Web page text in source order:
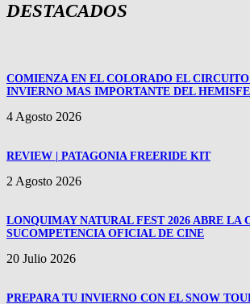
DESTACADOS
COMIENZA EN EL COLORADO EL
INVIERNO MAS IMPORTANTE DEL
4 Agosto 2026
REVIEW | PATAGONIA FREERIDE KIT
2 Agosto 2026
LONQUIMAY NATURAL FEST 2026 ABRE LA
SUCOMPETENCIA OFICIAL DE CINE
20 Julio 2026
PREPARA TU INVIERNO CON EL SNOW